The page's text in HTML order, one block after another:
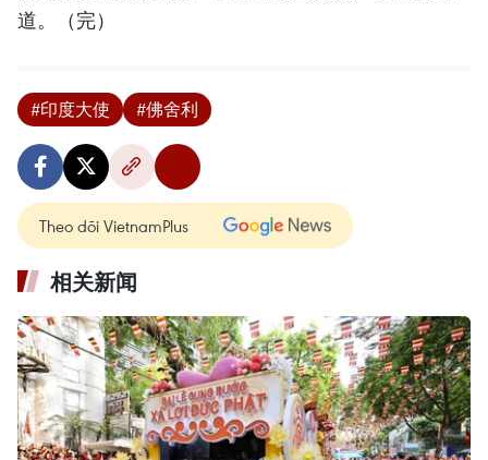
道。（完）
#印度大使 #佛舍利
Theo dõi VietnamPlus
相关新闻